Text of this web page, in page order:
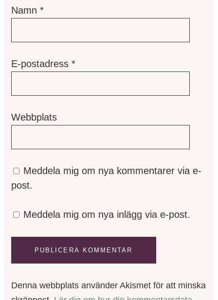
Namn *
E-postadress *
Webbplats
Meddela mig om nya kommentarer via e-
post.
Meddela mig om nya inlägg via e-post.
Denna webbplats använder Akismet för att minska